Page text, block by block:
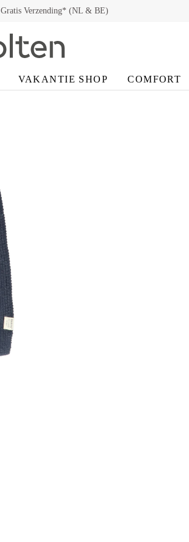
Gratis Verzending* (NL & BE)
VAKANTIE SHOP COMFORT